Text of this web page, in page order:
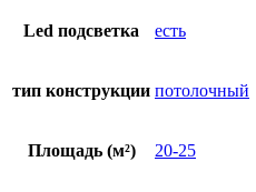
Led подсветка есть
тип конструкции потолочный
Площадь (м²) 20-25